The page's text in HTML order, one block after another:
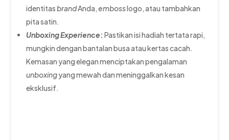
identitasbrandAnda,embosslogo, atau tambahkan
pita satin.
Unboxing Experience: Pastikan isi hadiah tertata rapi,
mungkin dengan bantalan busa atau kertas cacah.
Kemasan yang elegan menciptakan pengalaman
unboxingyang mewah dan meninggalkan kesan
eksklusif.